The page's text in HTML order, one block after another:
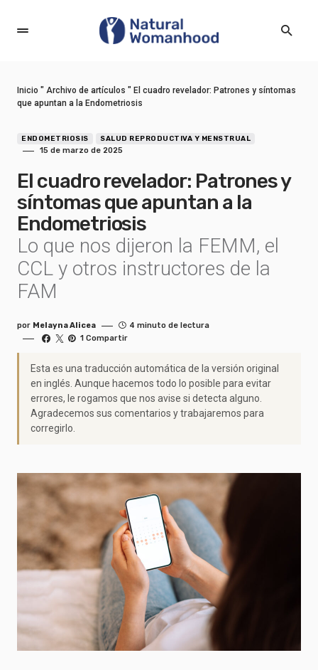
Inicio " Archivo de artículos " El cuadro revelador: Patrones y síntomas
que apuntan a la Endometriosis
ENDOMETRIOSIS SALUD REPRODUCTIVA Y MENSTRUAL
15 de marzo de 2025
El cuadro revelador: Patrones y
síntomas que apuntan a la
Endometriosis
Lo que nos dijeron la FEMM, el
CCL y otros instructores de la
FAM
por Melayna Alicea
4 minuto de lectura
1 Compartir
Esta es una traducción automática de la versión original
en inglés. Aunque hacemos todo lo posible para evitar
errores, le rogamos que nos avise si detecta alguno.
Agradecemos sus comentarios y trabajaremos para
corregirlo.